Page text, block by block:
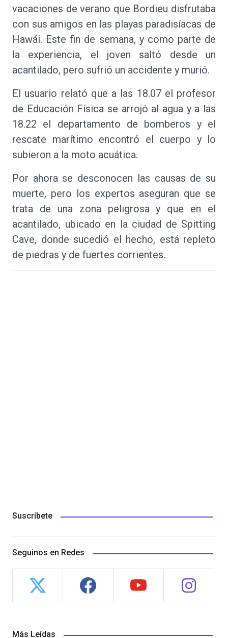
vacaciones de verano que Bordieu disfrutaba
con sus amigos en las playas paradisíacas de
Hawái. Este fin de semana, y como parte de
la experiencia, el joven saltó desde un
acantilado, pero sufrió un accidente y murió.
El usuario relató que a las 18.07 el profesor
de Educación Física se arrojó al agua y a las
18.22 el departamento de bomberos y el
rescate marítimo encontró el cuerpo y lo
subieron a la moto acuática.
Por ahora se desconocen las causas de su
muerte, pero los expertos aseguran que se
trata de una zona peligrosa y que en el
acantilado, ubicado en la ciudad de Spitting
Cave, donde sucedió el hecho, está repleto
de piedras y de fuertes corrientes.
Suscríbete
Seguinos en Redes
Más Leídas